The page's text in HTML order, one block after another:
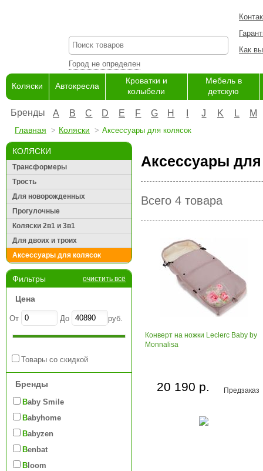
Город не определен
Как
Коляски Автокресла
Кроватки и
колыбели
Мебель в
детскую
Бренды A B C D E F G H J K L M
Главная Коляски Аксессуары для колясок
КОЛЯСКИ
Трансформеры
Трость
Для новорожденных
Прогулочные
Коляски 2в1 и 3в1
Для двоих и троих
Аксессуары для колясок
Фильтры очистить всё
Цена
От До руб.
Товары со скидкой
Бренды
Baby Smile
Babyhome
Babyzen
Benbat
Bloom
Аксессуары для
Всего 4 товара
Конверт на ножки Leclerc Baby by
Monnalisa
Предзаказ
20 190 р.